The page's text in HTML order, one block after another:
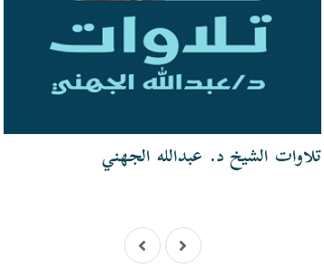
تلاوات الشيخ د. عبدالله الجهني